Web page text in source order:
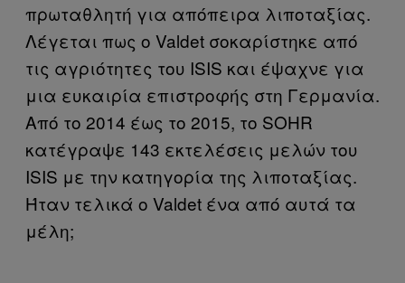
πρωταθλητή για απόπειρα λιποταξίας.
Λέγεται πως ο Valdet σοκαρίστηκε από
τις αγριότητες του ISIS και έψαχνε για
μια ευκαιρία επιστροφής στη Γερμανία.
Από το 2014 έως το 2015, το SOHR
κατέγραψε 143 εκτελέσεις μελών του
ISIS με την κατηγορία της λιποταξίας.
Ήταν τελικά ο Valdet ένα από αυτά τα
μέλη;